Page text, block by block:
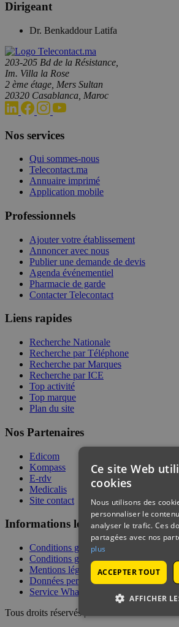
Dirigeant
Dr. Benkaddour Latifa
203-205 Bd de la Résistance,
Im. Villa la Rose
2 ème étage, Mers Sultan
20320 Casablanca, Maroc
Nos services
Qui sommes-nous
Telecontact.ma
Annuaire imprimé
Application mobile
Professionnels
Ajouter votre établissement
Annoncer avec nous
Publier une demande de devis
Agenda événementiel
Pharmacie de garde
Contacter Telecontact
Liens rapides
Recherche Nationale
Recherche par Téléphone
Recherche par Marques
Recherche par ICE
Top activité
Top marque
Plan du site
Nos Partenaires
Edicom
Kompass
E-rdv
Medicalis
Site contact
Informations légales
Conditions générales de services
Conditions générales de vente
Mentions légales
Données personnelles
Service WhatsApp
Tous droits réservés | © Telecontact 2026
Ce site Web
cookies
Nous utilisons des
personnaliser le
analyser le trafic. Ces
partagées avec nos
plus
ACCEPTER TOUT
AFFICHER